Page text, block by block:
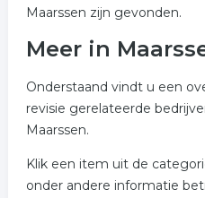
Maarssen zijn gevonden.
Meer in
Onderstaand vindt u een
revisie gerelateerde
Maarssen.
Klik een item uit de
onder andere informatie